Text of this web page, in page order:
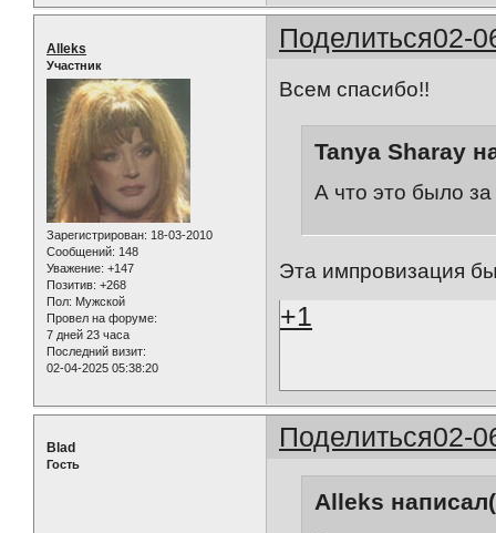
Поделиться02-
Alleks
Участник
Зарегистрирован: 18-03-2010
Сообщений: 148
Уважение: +147
Позитив: +268
Пол: Мужской
Провел на форуме:
7 дней 23 часа
Последний визит:
02-04-2025 05:38:20
Всем спасибо!!
Tanya Sharay
А что это было за
Эта импровизация
+1
Поделиться02-
Blad
Гость
Alleks